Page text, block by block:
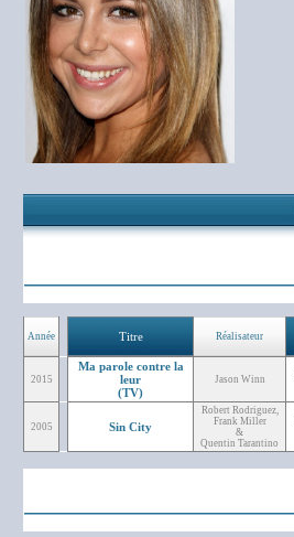
Année Titre Réalisateur
2015
Ma parole contre la
leur
(TV)
Jason Winn
2005 Sin City
Robert Rodriguez,
Frank Miller
&
Quentin Tarantino